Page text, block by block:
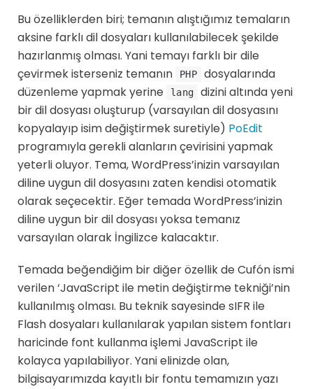
Bu özelliklerden biri; temanın alıştığımız temaların
aksine farklı dil dosyaları kullanılabilecek şekilde
hazırlanmış olması. Yani temayı farklı bir dile
çevirmek isterseniz temanın
PHP
dosyalarında
düzenleme yapmak yerine
lang
dizini altında yeni
bir dil dosyası oluşturup (varsayılan dil dosyasını
kopyalayıp isim değiştirmek suretiyle) PoEdit
programıyla gerekli alanların çevirisini yapmak
yeterli oluyor. Tema, WordPress’inizin varsayılan
diline uygun dil dosyasını zaten kendisi otomatik
olarak seçecektir. Eğer temada WordPress’inizin
diline uygun bir dil dosyası yoksa temanız
varsayılan olarak İngilizce kalacaktır.
Temada beğendiğim bir diğer özellik de Cufón ismi
verilen ‘JavaScript ile metin değiştirme tekniği’nin
kullanılmış olması. Bu teknik sayesinde sIFR ile
Flash dosyaları kullanılarak yapılan sistem fontları
haricinde font kullanma işlemi JavaScript ile
kolayca yapılabiliyor. Yani elinizde olan,
bilgisayarımızda kayıtlı bir fontu temamızın yazı